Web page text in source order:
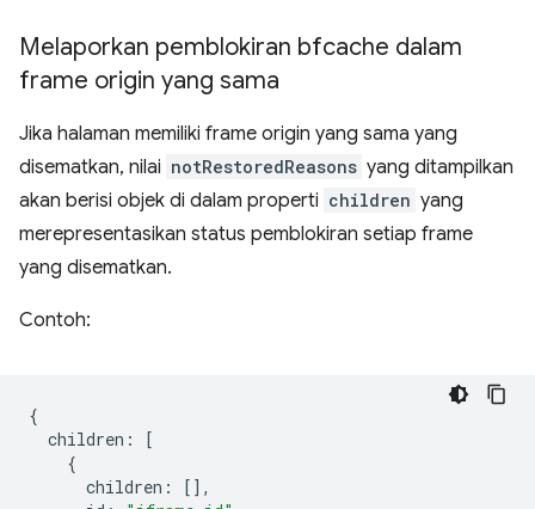
Melaporkan pemblokiran bfcache dalam
frame origin yang sama
Jika halaman memiliki frame origin yang sama yang
disematkan, nilai notRestoredReasons yang ditampilkan
akan berisi objek di dalam properti children yang
merepresentasikan status pemblokiran setiap frame
yang disematkan.
Contoh:
{
children :
[
{
children :
[],